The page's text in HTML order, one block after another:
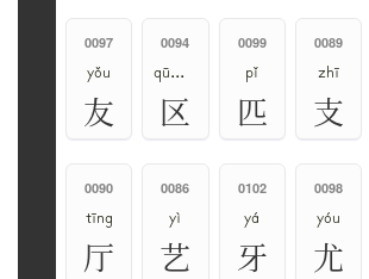
0097
yǒu
友
0094
qū、ōu
区
0099
pǐ
匹
0089
zhī
支
0090
tīng
厅
0086
yì
艺
0102
yá
牙
0098
yóu
尤